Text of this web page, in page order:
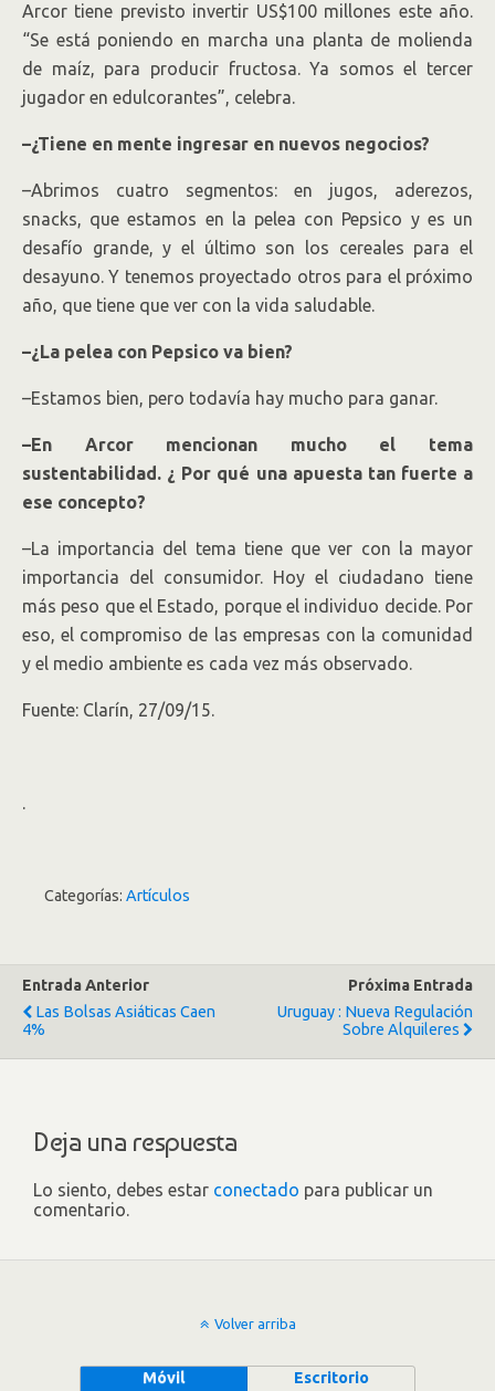
Arcor tiene previsto invertir US$100 millones este año.
“Se está poniendo en marcha una planta de molienda
de maíz, para producir fructosa. Ya somos el tercer
jugador en edulcorantes”, celebra.
–¿Tiene en mente ingresar en nuevos negocios?
–Abrimos cuatro segmentos: en jugos, aderezos,
snacks, que estamos en la pelea con Pepsico y es un
desafío grande, y el último son los cereales para el
desayuno. Y tenemos proyectado otros para el próximo
año, que tiene que ver con la vida saludable.
–¿La pelea con Pepsico va bien?
–Estamos bien, pero todavía hay mucho para ganar.
–En Arcor mencionan mucho el tema
sustentabilidad. ¿ Por qué una apuesta tan fuerte a
ese concepto?
–La importancia del tema tiene que ver con la mayor
importancia del consumidor. Hoy el ciudadano tiene
más peso que el Estado, porque el individuo decide. Por
eso, el compromiso de las empresas con la comunidad
y el medio ambiente es cada vez más observado.
Fuente: Clarín, 27/09/15.
.
Categorías: Artículos
Entrada Anterior
Las Bolsas Asiáticas Caen
4%
Próxima Entrada
Uruguay : Nueva Regulación
Sobre Alquileres
Deja una respuesta
Lo siento, debes estar conectado para publicar un
comentario.
Volver arriba
Móvil Escritorio